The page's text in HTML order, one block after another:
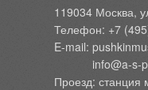
119034 Москва,
Телефон: +7
E-mail:
Проезд: станция